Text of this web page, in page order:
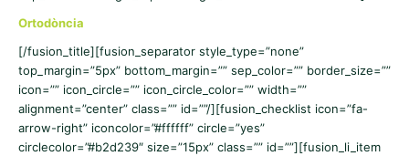
Ortodòncia
[/fusion_title][fusion_separator style_type=”none”
top_margin=”5px” bottom_margin=”” sep_color=”” border_size=””
icon=”” icon_circle=”” icon_circle_color=”” width=””
alignment=”center” class=”” id=””/][fusion_checklist icon=”fa-
arrow-right” iconcolor=”#ffffff” circle=”yes”
circlecolor=”#b2d239″ size=”15px” class=”” id=””][fusion_li_item